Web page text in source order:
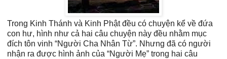
Trong Kinh Thánh và Kinh Phật đều có chuyện kể về đứa
con hư, hình như cả hai câu chuyện này đều nhằm mục
đích tôn vinh “Người Cha Nhân Từ”. Nhưng đã có người
nhận ra được hình ảnh của “Người Mẹ” trong hai câu